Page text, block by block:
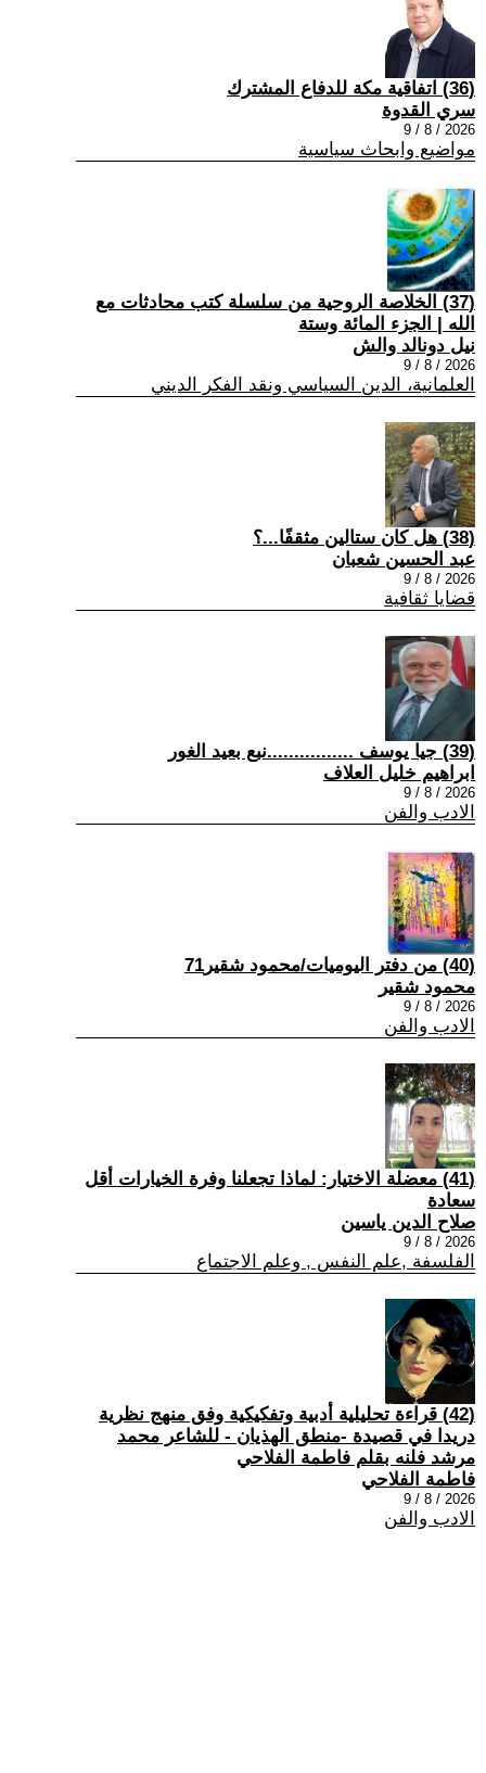
(36) اتفاقية مكة للدفاع المشترك
سري القدوة
2026 / 8 / 9
مواضيع وابحاث سياسية
(37) الخلاصة الروحية من سلسلة كتب محادثات مع
الله | الجزء المائة وستة
نيل دونالد والش
2026 / 8 / 9
العلمانية، الدين السياسي ونقد الفكر الديني
(38) هل كان ستالين مثقفًا...؟
عبد الحسين شعبان
2026 / 8 / 9
قضايا ثقافية
(39) جيا يوسف ................نبع بعيد الغور
ابراهيم خليل العلاف
2026 / 8 / 9
الادب والفن
(40) من دفتر اليوميات/محمود شقير71
محمود شقير
2026 / 8 / 9
الادب والفن
(41) معضلة الاختيار: لماذا تجعلنا وفرة الخيارات أقل
سعادة
صلاح الدين ياسين
2026 / 8 / 9
الفلسفة ,علم النفس , وعلم الاجتماع
(42) قراءة تحليلية أدبية وتفكيكية وفق منهج نظرية
دريدا في قصيدة -منطق الهذيان - للشاعر محمد
مرشد فلنه بقلم فاطمة الفلاحي
فاطمة الفلاحي
2026 / 8 / 9
الادب والفن